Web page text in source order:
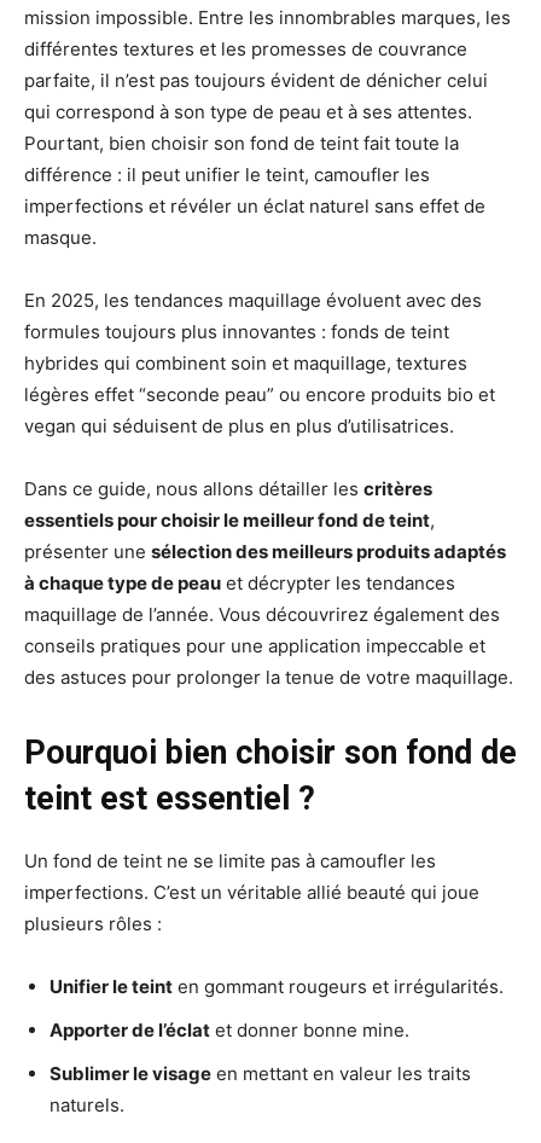
mission impossible. Entre les innombrables marques, les
différentes textures et les promesses de couvrance
parfaite, il n’est pas toujours évident de dénicher celui
qui correspond à son type de peau et à ses attentes.
Pourtant, bien choisir son fond de teint fait toute la
différence : il peut unifier le teint, camoufler les
imperfections et révéler un éclat naturel sans effet de
masque.
En 2025, les tendances maquillage évoluent avec des
formules toujours plus innovantes : fonds de teint
hybrides qui combinent soin et maquillage, textures
légères effet “seconde peau” ou encore produits bio et
vegan qui séduisent de plus en plus d’utilisatrices.
Dans ce guide, nous allons détailler les critères
essentiels pour choisir le meilleur fond de teint,
présenter une sélection des meilleurs produits adaptés
à chaque type de peau et décrypter les tendances
maquillage de l’année. Vous découvrirez également des
conseils pratiques pour une application impeccable et
des astuces pour prolonger la tenue de votre maquillage.
Pourquoi bien choisir son fond de
teint est essentiel ?
Un fond de teint ne se limite pas à camoufler les
imperfections. C’est un véritable allié beauté qui joue
plusieurs rôles :
Unifier le teint en gommant rougeurs et irrégularités.
Apporter de l’éclat et donner bonne mine.
Sublimer le visage en mettant en valeur les traits
naturels.